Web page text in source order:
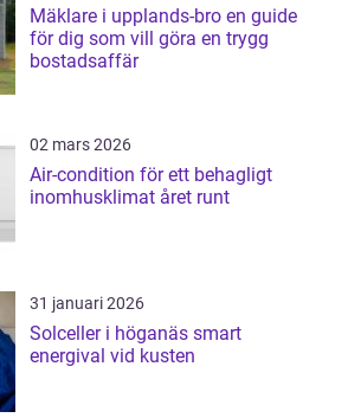
Mäklare i upplands-bro en guide
för dig som vill göra en trygg
bostadsaffär
02 mars 2026
Air-condition för ett behagligt
inomhusklimat året runt
31 januari 2026
Solceller i höganäs smart
energival vid kusten